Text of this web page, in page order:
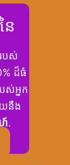
ៃ
របស់
ដ៏ធំ
ស់អ្នក
នឹង
ហ៍.